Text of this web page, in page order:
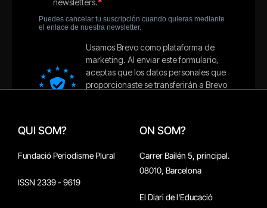
QUI SOM?
Fundació Periodisme Plural
ISSN 2339 - 9619
ON SOM?
Carrer Bailén 5, principal.
08010, Barcelona
El Diari de l'Educació